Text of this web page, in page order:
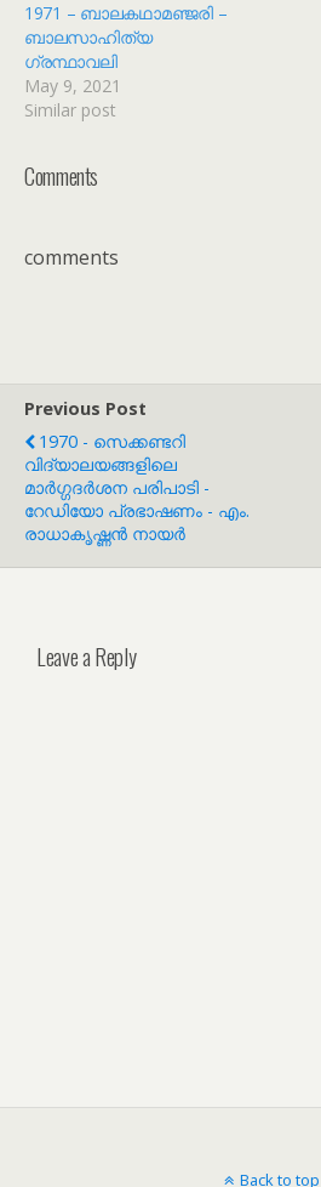
1971 – ബാലകഥാമഞ്ജരി –
ബാലസാഹിത്യ
ഗ്രന്ഥാവലി
May 9, 2021
Similar post
Comments
comments
Previous Post
1970 - സെക്കണ്ടറി
വിദ്യാലയങ്ങളിലെ
മാർഗ്ഗദർശന പരിപാടി -
റേഡിയോ പ്രഭാഷണം - എം.
രാധാകൃഷ്ണൻ നായർ
Leave a Reply
Back to top